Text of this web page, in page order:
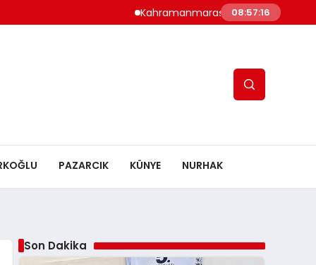
Kahramanmaraş’ın Doğa Hazinesi Artık
08:57:17
PAZARCIK KÜNYE NURHAK
Son Dakika